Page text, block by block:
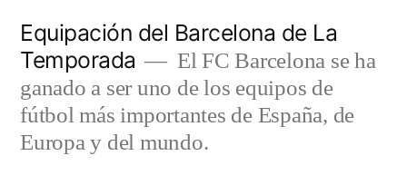
contenido
Equipación del Barcelona de La
Temporada
El FC Barcelona se ha
ganado a ser uno de los equipos de
fútbol más importantes de España, de
Europa y del mundo.